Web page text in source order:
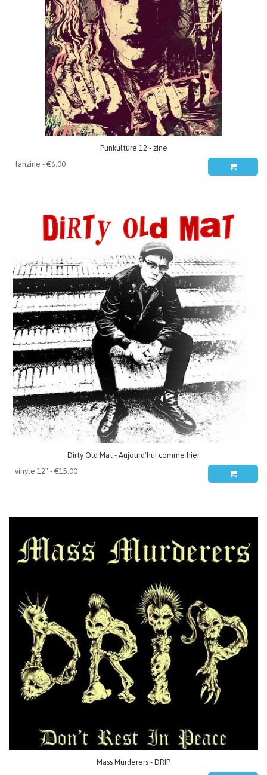
Punkulture 12 - zine
Dirty Old Mat - Aujourd'hui comme hier
Mass Murderers - DRIP